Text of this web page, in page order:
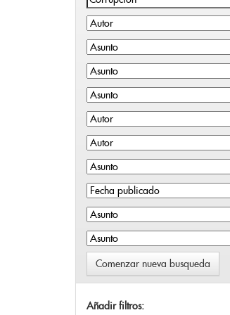
Comenzar nueva busqueda
Añadir filtros: